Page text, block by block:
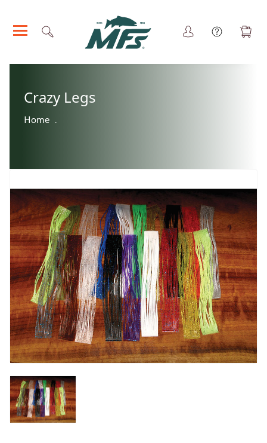
Productos
INICIAR SESIÓN
Registrarse
Winter Bag
$19
Total $38
Crazy Legs
Home